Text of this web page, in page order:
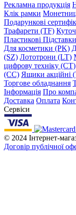
Рекламна продукція
Клік рамки
Подарункові
Трафарети (TF)
Пластикові Підставки
Для косметики (PK)
(SZ) Лототрони (LT)
цифрову техніку (CT)
(СС) Ящики акційні
Торгове обладнання
Інформація Про
Доставка Оплата
Сервіси
© 2024 Інтернет-
Договір публічної